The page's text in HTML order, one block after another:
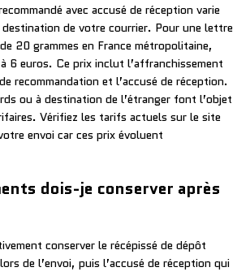
avec accusé de réception varie
de votre courrier. Pour une lettre
20 grammes en France métropolitaine,
6 euros. Ce prix inclut l’affranchissement
recommandation et l’accusé de réception.
ou à destination de l’étranger font l’objet
Vérifiez les tarifs actuels sur le site
envoi car ces prix évoluent
dois-je conserver après
conserver le récépissé de dépôt
de l’envoi, puis l’accusé de réception qui